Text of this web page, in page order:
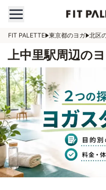
FIT PALETTE 東京都のヨガ 北区
上中里駅周辺の